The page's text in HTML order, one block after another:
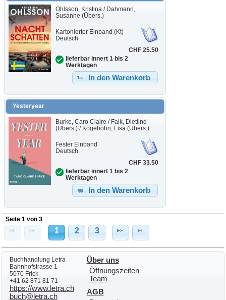
Ohlsson, Kristina / Dahmann,
Susanne (Übers.)
Kartonierter Einband (Kt)
Deutsch
CHF 25.50
lieferbar innert 1 bis 2
Werktagen
In den Warenkorb
Yesteryear
Burke, Caro Claire / Falk, Dietlind
(Übers.) / Kögeböhn, Lisa (Übers.)
Fester Einband
Deutsch
CHF 33.50
lieferbar innert 1 bis 2
Werktagen
In den Warenkorb
Seite 1 von 3
1 2 3
Buchhandlung Letra
Bahnhofstrasse 1
5070 Frick
+41 62 871 81 71
https://www.letra.ch
buch@letra.ch
Über uns
Öffnungszeiten
Team
AGB